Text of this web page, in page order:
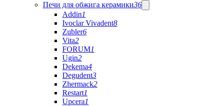
Печи для обжига керамики36
Addin1
Ivoclar Vivadent8
Zubler6
Vita2
FORUM1
Ugin2
Dekema4
Degudent3
Zhermack2
Restart1
Upcera1